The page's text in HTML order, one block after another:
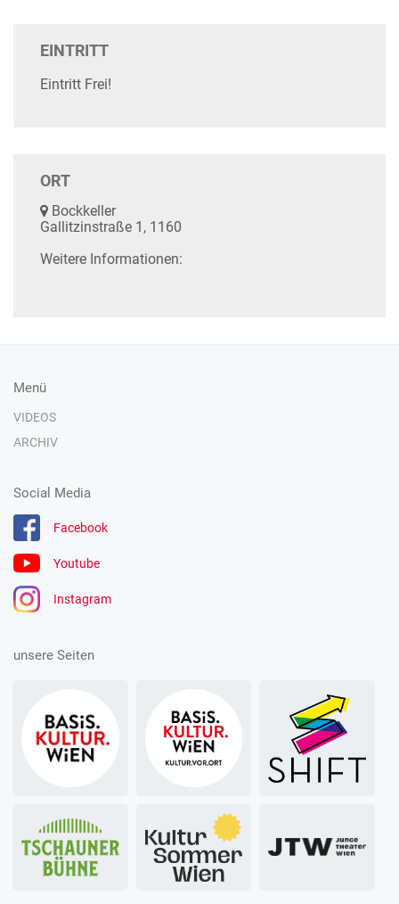
EINTRITT
Eintritt Frei!
ORT
Bockkeller
Gallitzinstraße 1, 1160
Weitere Informationen:
Menü
VIDEOS
ARCHIV
Social Media
Facebook
Youtube
Instagram
unsere Seiten